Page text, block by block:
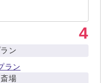
4
ン
ラン
場